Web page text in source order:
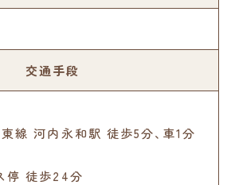
交通手段
線 河内永和駅 徒歩5分､車1分
停 徒歩24分